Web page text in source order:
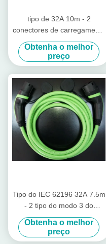
tipo de 32A 10m - 2
conectores de carregamento
do veículo elétrico do IEC
62196 do cabo de EV
Obtenha o melhor
preço
Tipo do IEC 62196 32A 7.5m
- 2 tipo do modo 3 do
carregador TPU do carro
elétrico - cabo 2
Obtenha o melhor
preço